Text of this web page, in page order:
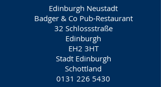
Edinburgh Neustadt
Badger & Co Pub-Restaurant
32 Schlossstraße
Edinburgh
EH2 3HT
Stadt Edinburgh
Schottland
0131 226 5430